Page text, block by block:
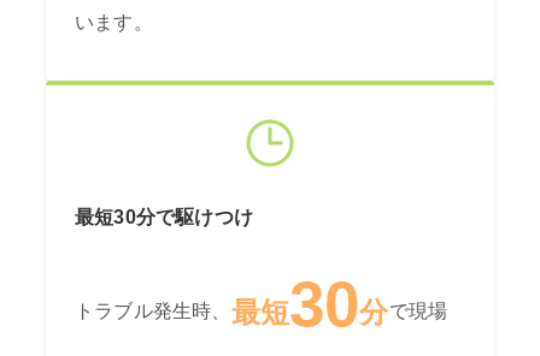
います。
最短30分で駆けつけ
トラブル発生時、 最短30分で現場